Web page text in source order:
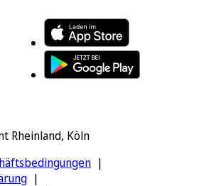
Rheinland, Köln